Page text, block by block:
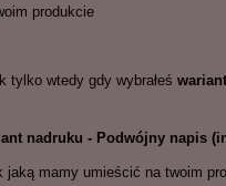
produkcie
tylko wtedy gdy wybrałeś
nadruku - Podwójny napis
jaką mamy umieścić na twoim